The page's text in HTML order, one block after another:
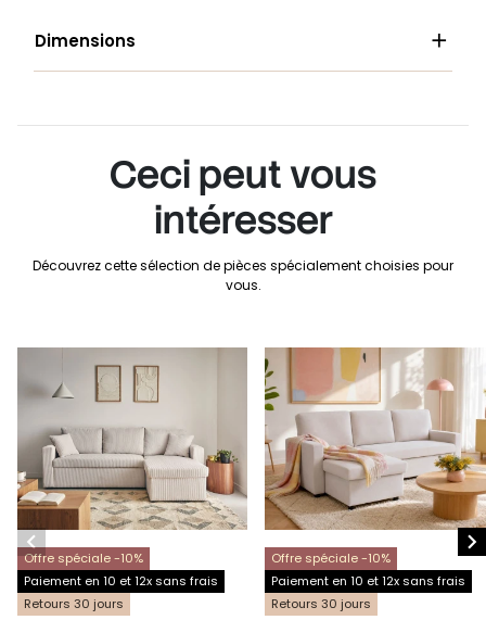
Dimensions 
Ceci peut vous
intéresser
Découvrez cette sélection de pièces spécialement choisies pour
vous.
Offre spéciale -10%
Paiement en 10 et 12x sans frais
Retours 30 jours
Offre spéciale -10%
Paiement en 10 et 12x sans frais
Retours 30 jours
 